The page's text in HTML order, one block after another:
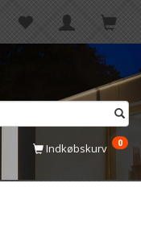
Indkøbskurv 0